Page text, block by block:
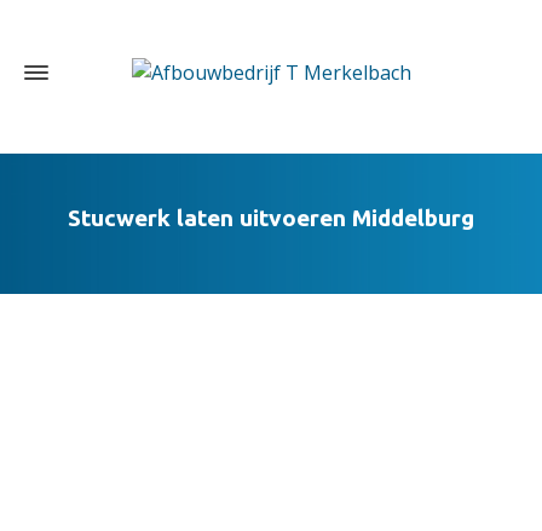
Stucwerk laten uitvoeren Middelburg